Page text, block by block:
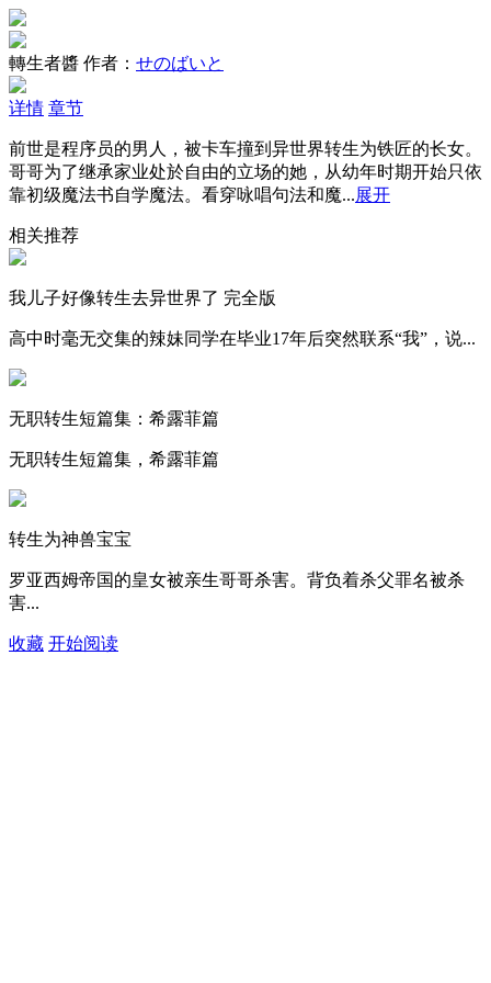
轉生者醬 作者： せのばいと
详情 章节
前世是程序员的男人，被卡车撞到异世界转生为铁匠的长女。
哥哥为了继承家业处於自由的立场的她，从幼年时期开始只依
靠初级魔法书自学魔法。看穿咏唱句法和魔...展开
相关推荐
我儿子好像转生去异世界了 完全版
高中时毫无交集的辣妹同学在毕业17年后突然联系“我”，说...
无职转生短篇集：希露菲篇
无职转生短篇集，希露菲篇
转生为神兽宝宝
罗亚西姆帝国的皇女被亲生哥哥杀害。背负着杀父罪名被杀
害...
收藏 开始阅读